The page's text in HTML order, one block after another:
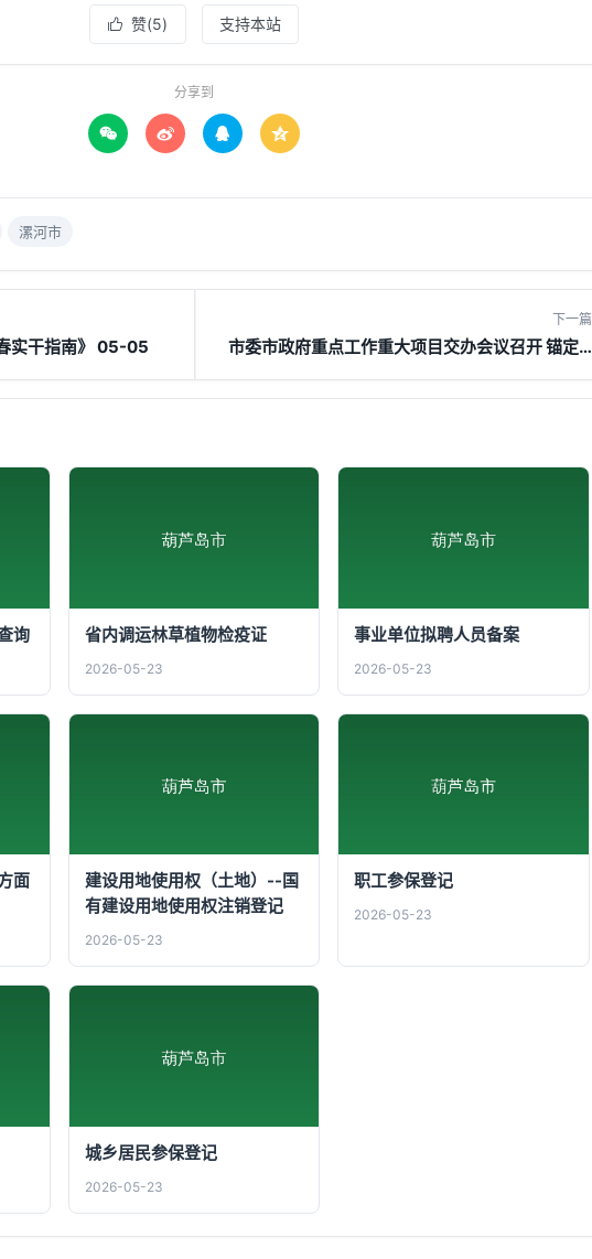
 赞(5) 支持本站
分享到
   
漯河市
实干指南》 05-05
下一篇
市委市政府重点工作重大项目交办会议召开 锚定…
询 省内调运林草植物检疫证
2026-05-23
事业单位拟聘人员备案
2026-05-23
面
建设用地使用权（土地）--国
有建设用地使用权注销登记
2026-05-23
职工参保登记
2026-05-23
城乡居民参保登记
2026-05-23